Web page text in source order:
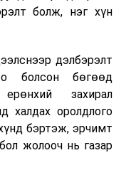
орлогын 80 гаруй
бөгөөд тус улсын
сайд мэдэгджээ.
болж, нэг хүн
дэлбэрэлт
болсон бөгөөд
ерөнхий захирал
халдах оролдлого
бэртэж, эрчимт
жолооч нь газар